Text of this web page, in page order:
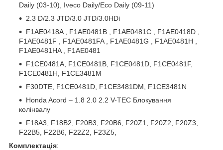
Daily (03-10), Iveco Daily/Eco Daily (09-11)
2.3 D/2.3 JTD/3.0 JTD/3.0HDi
F1AE0418A , F1AE0481B , F1AE0481C , F1AE0418D ,
F1AE0481F , F1AE0481FA , F1AE0481G , F1AE0481H ,
F1AE0481HA , F1AE0481
F1CE0481A, F1CE0481B, F1CE0481D, F1CE0481F,
F1CE0481H, F1CE3481M
F30DTE, F1CE0481D, F1CE3481DM, F1CE3481N
Honda Acord – 1.8 2.0 2.2 V-TEC Блокування
колінвалу
F18A3, F18B2, F20B3, F20B6, F20Z1, F20Z2, F20Z3,
F22B5, F22B6, F22Z2, F23Z5,
Комплектація: